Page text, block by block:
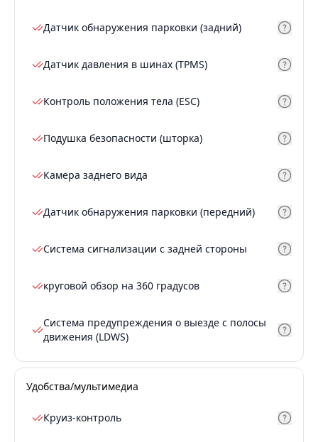
Датчик обнаружения парковки (задний)
Датчик давления в шинах (TPMS)
Контроль положения тела (ESC)
Подушка безопасности (шторка)
Камера заднего вида
Датчик обнаружения парковки (передний)
Система сигнализации с задней стороны
круговой обзор на 360 градусов
Система предупреждения о выезде с полосы
движения (LDWS)
Удобства/мультимедиа
Круиз-контроль